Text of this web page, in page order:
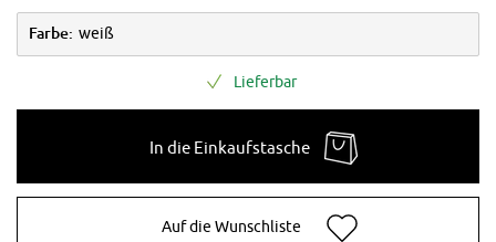
Farbe: weiß
Lieferbar
In die Einkaufstasche
Auf die Wunschliste